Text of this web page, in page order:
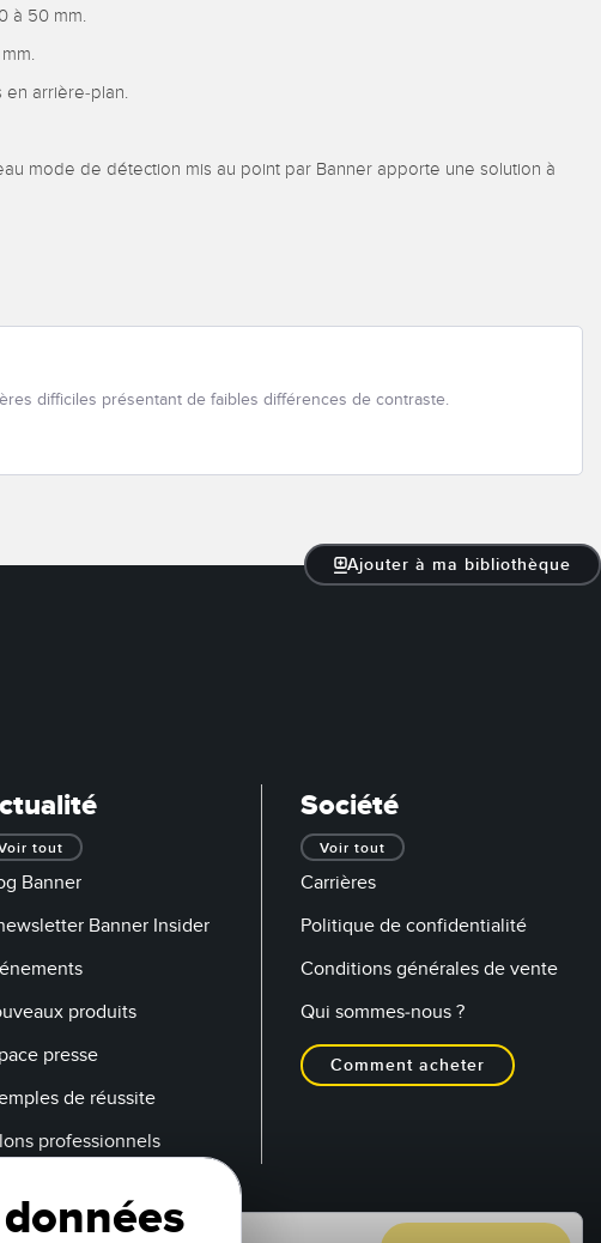
à 50 mm.
en arrière-plan.
mode de détection mis au point par Banner apporte une solution à
difficiles présentant de faibles différences de contraste.
Ajouter à ma bibliothèque
tout
Banner
Banner Insider
produits
presse
de réussite
professionnels
Société
Voir tout
Carrières
Politique de confidentialité
Conditions générales de vente
Qui sommes-nous ?
Comment acheter